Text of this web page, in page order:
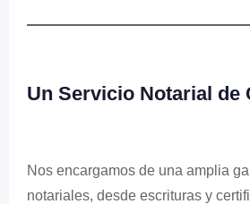
Un Servicio Notarial de
Nos encargamos de una amplia
notariales, desde escrituras y